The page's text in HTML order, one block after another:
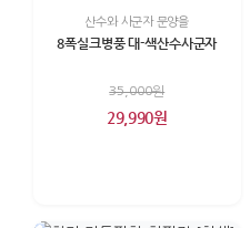
산수와 사군자 문양을
8폭실크병풍 대-색산수사군자
35,000원
29,990원